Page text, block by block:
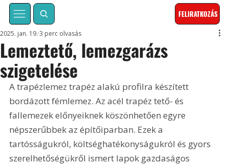
FELIRATKOZÁS
Lemeztető, lemezgarázs
szigetelése
2025. jan. 19. 3 perc olvasás
A trapézlemez trapéz alakú profilra készített
bordázott fémlemez. Az acél trapéz tető- és
fallemezek előnyeiknek köszönhetően egyre
népszerűbbek az építőiparban. Ezek a
tartósságukról, költséghatékonyságukról és gyors
szerelhetőségükről ismert lapok gazdaságos